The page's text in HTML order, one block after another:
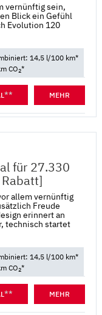
vernünftig sein,
Blick ein Gefühl
Evolution 120
14,5 l/100 km*
CO2*
** MEHR
für 27.330
allem vernünftig
Freude
erinnert an
technisch startet
14,5 l/100 km*
CO2*
** MEHR